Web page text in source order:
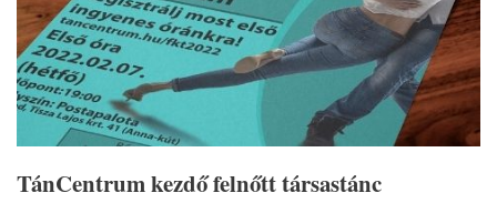
TánCentrum kezdő felnőtt társastánc